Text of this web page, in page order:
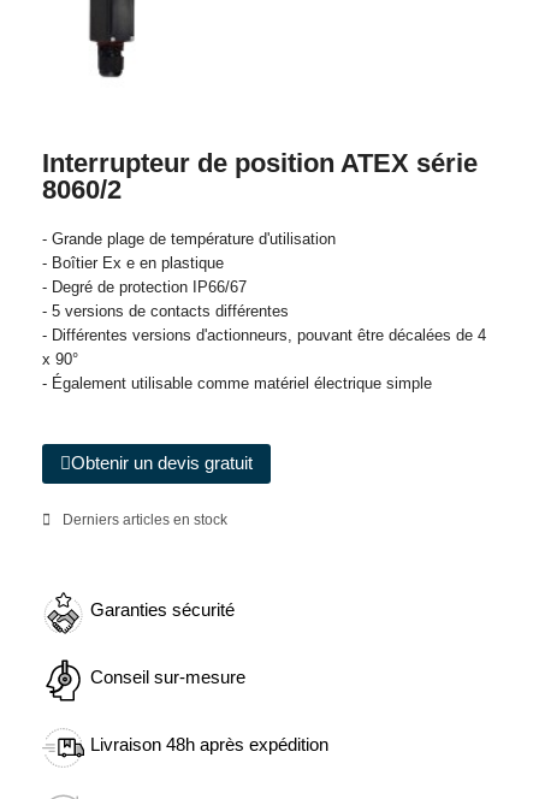
Interrupteur de position ATEX série
8060/2
- Grande plage de température d'utilisation
- Boîtier Ex e en plastique
- Degré de protection IP66/67
- 5 versions de contacts différentes
- Différentes versions d'actionneurs, pouvant être décalées de 4
x 90°
- Également utilisable comme matériel électrique simple
Obtenir un devis gratuit
Derniers articles en stock
Garanties sécurité
Conseil sur-mesure
Livraison 48h après expédition